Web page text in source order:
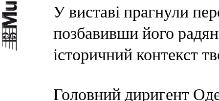
У виставі прагнули
позбавивши його
історичний контекст
Головний диригент